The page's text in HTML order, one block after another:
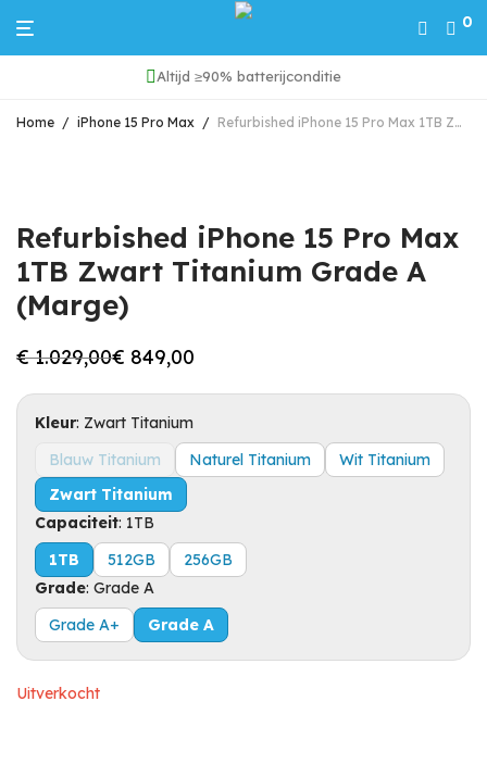
0
Altijd ≥90% batterijconditie
Home / iPhone 15 Pro Max / Refurbished iPhone 15 Pro Max 1TB Zwart Titanium Grade A (Marge)
Refurbished iPhone 15 Pro Max
1TB Zwart Titanium Grade A
(Marge)
€1.029,00
Oorspronkelijke
was:
€ 1.029,00.
€ 849,00
Huidige
is:
€ 849,00.
Kleur: Zwart Titanium
Blauw Titanium
Naturel Titanium
Wit Titanium
Zwart Titanium
Capaciteit: 1TB
1TB
512GB
256GB
Grade: Grade A
Grade A+
Grade A
Uitverkocht